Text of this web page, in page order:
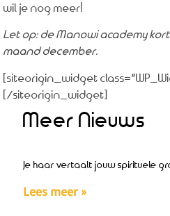
wil je nog meer!
Let op: de Manowi academy
maand december.
[siteorigin_widget
[/siteorigin_widget]
Meer Nieuws
Je haar vertaalt jouw spirituele
Lees meer »